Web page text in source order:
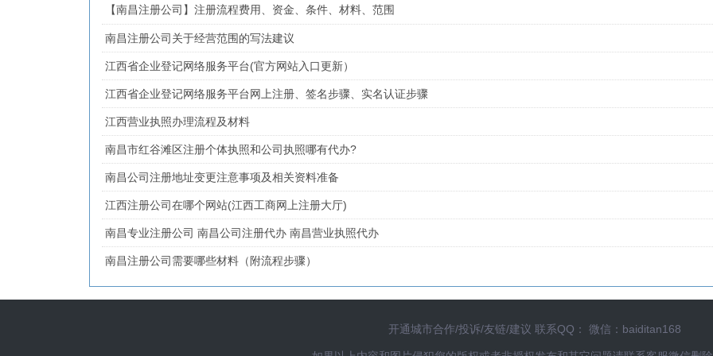
【南昌注册公司】注册流程费用、资金、条件、材料、范围
南昌注册公司关于经营范围的写法建议
江西省企业登记网络服务平台(官方网站入口更新）
江西省企业登记网络服务平台网上注册、签名步骤、实名认证步骤
江西营业执照办理流程及材料
南昌市红谷滩区注册个体执照和公司执照哪有代办?
南昌公司注册地址变更注意事项及相关资料准备
江西注册公司在哪个网站(江西工商网上注册大厅)
南昌专业注册公司 南昌公司注册代办 南昌营业执照代办
南昌注册公司需要哪些材料（附流程步骤）
开通城市合作/投诉/友链/建议 联系QQ： 微信：baiditan168